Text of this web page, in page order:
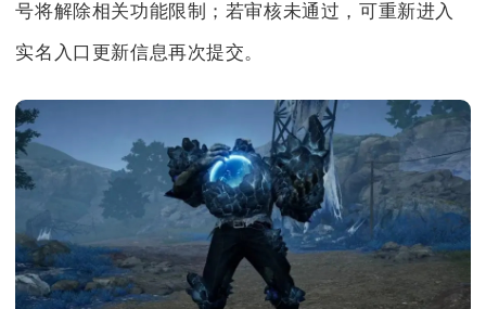
号将解除相关功能限制；若审核未通过，可重新进入
实名入口更新信息再次提交。